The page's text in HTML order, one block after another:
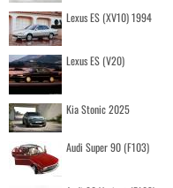
Lexus ES (XV10) 1994
Lexus ES (V20)
Kia Stonic 2025
Audi Super 90 (F103)